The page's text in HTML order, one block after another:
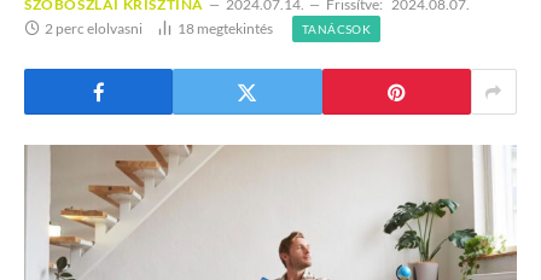
SZOBOSZLAI KRISZTINA 2024.07.14. Frissítve: 2024.08.07.
2 perc elolvasni
18 megtekintés TANÁCSOK